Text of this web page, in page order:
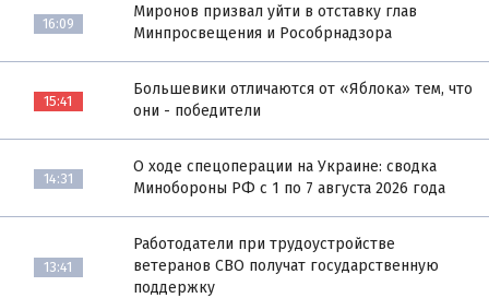
16:09
Миронов призвал уйти в отставку глав
Минпросвещения и Рособрнадзора
15:41
Большевики отличаются от «Яблока» тем, что
они - победители
14:31
О ходе спецоперации на Украине: сводка
Минобороны РФ с 1 по 7 августа 2026 года
13:41
Работодатели при трудоустройстве
ветеранов СВО получат государственную
поддержку